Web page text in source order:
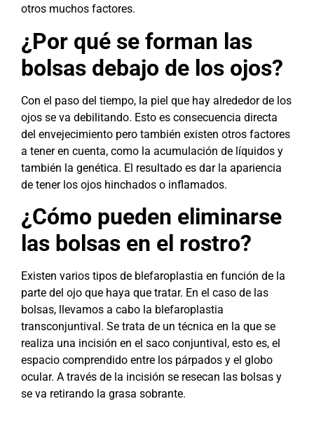
otros muchos factores.
¿Por qué se forman las
bolsas debajo de los ojos?
Con el paso del tiempo, la piel que hay alrededor de los
ojos se va debilitando. Esto es consecuencia directa
del envejecimiento pero también existen otros factores
a tener en cuenta, como la acumulación de líquidos y
también la genética. El resultado es dar la apariencia
de tener los ojos hinchados o inflamados.
¿Cómo pueden eliminarse
las bolsas en el rostro?
Existen varios tipos de blefaroplastia en función de la
parte del ojo que haya que tratar. En el caso de las
bolsas, llevamos a cabo la blefaroplastia
transconjuntival. Se trata de un técnica en la que se
realiza una incisión en el saco conjuntival, esto es, el
espacio comprendido entre los párpados y el globo
ocular. A través de la incisión se resecan las bolsas y
se va retirando la grasa sobrante.